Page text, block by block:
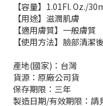
【容量】1.01Fl. Oz./
【用途】滋潤肌膚
【適用膚質】一般膚質
【使用方法】臉部清潔
產地(國家)：台灣
貨源：原廠公司貨
保存期限：三年
製造日期/有效期限：請